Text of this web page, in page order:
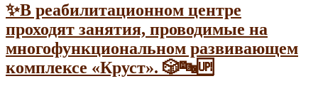
✨В реабилитационном центре
проходят занятия, проводимые на
многофункциональном развивающем
комплексе «Круст». 🎲🔤🆙